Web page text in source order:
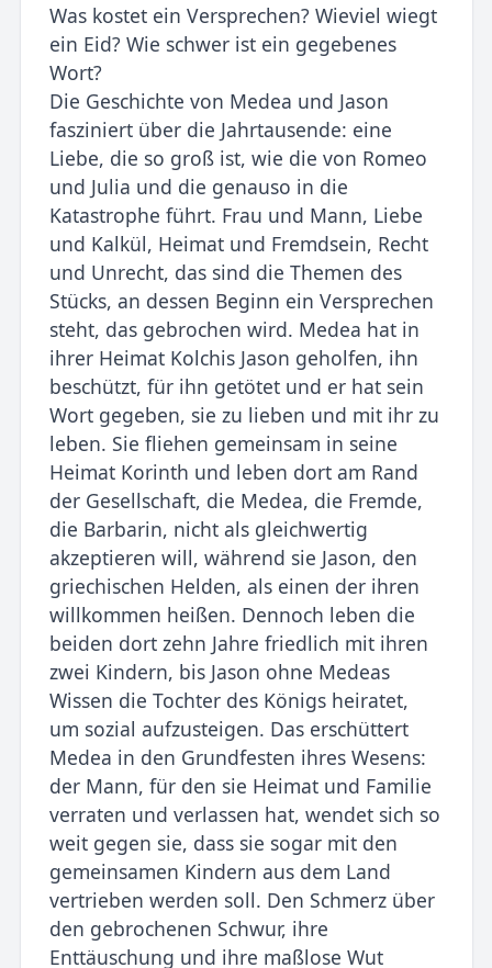
Was kostet ein Versprechen? Wieviel wiegt
ein Eid? Wie schwer ist ein gegebenes
Wort?
Die Geschichte von Medea und Jason
fasziniert über die Jahrtausende: eine
Liebe, die so groß ist, wie die von Romeo
und Julia und die genauso in die
Katastrophe führt. Frau und Mann, Liebe
und Kalkül, Heimat und Fremdsein, Recht
und Unrecht, das sind die Themen des
Stücks, an dessen Beginn ein Versprechen
steht, das gebrochen wird. Medea hat in
ihrer Heimat Kolchis Jason geholfen, ihn
beschützt, für ihn getötet und er hat sein
Wort gegeben, sie zu lieben und mit ihr zu
leben. Sie fliehen gemeinsam in seine
Heimat Korinth und leben dort am Rand
der Gesellschaft, die Medea, die Fremde,
die Barbarin, nicht als gleichwertig
akzeptieren will, während sie Jason, den
griechischen Helden, als einen der ihren
willkommen heißen. Dennoch leben die
beiden dort zehn Jahre friedlich mit ihren
zwei Kindern, bis Jason ohne Medeas
Wissen die Tochter des Königs heiratet,
um sozial aufzusteigen. Das erschüttert
Medea in den Grundfesten ihres Wesens:
der Mann, für den sie Heimat und Familie
verraten und verlassen hat, wendet sich so
weit gegen sie, dass sie sogar mit den
gemeinsamen Kindern aus dem Land
vertrieben werden soll. Den Schmerz über
den gebrochenen Schwur, ihre
Enttäuschung und ihre maßlose Wut